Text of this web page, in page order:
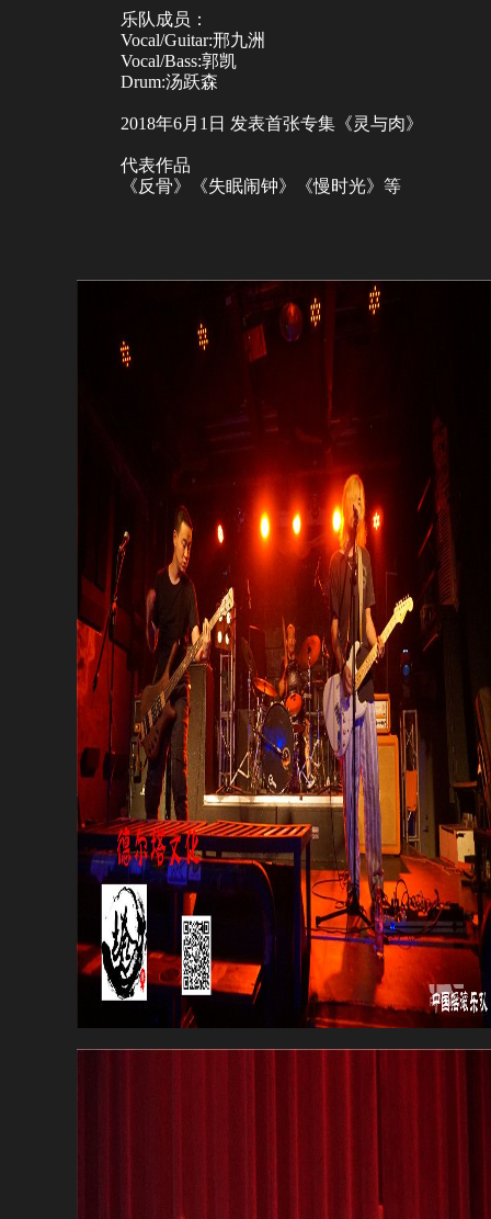
乐队成员：
Vocal/Guitar:邢九洲
Vocal/Bass:郭凯
Drum:汤跃森
2018年6月1日 发表首张专集《灵与肉》
代表作品
《反骨》《失眠闹钟》《慢时光》等